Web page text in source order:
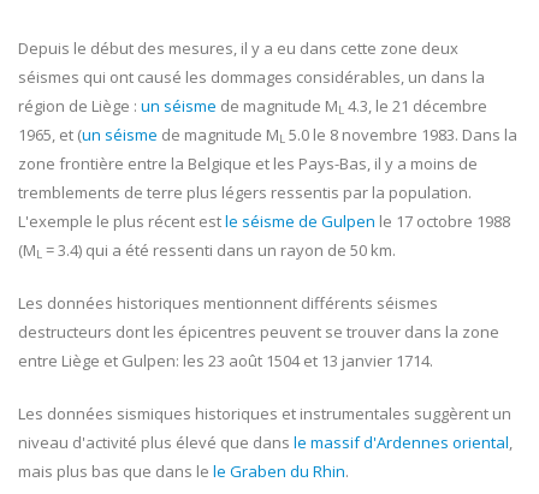
Depuis le début des mesures, il y a eu dans cette zone deux
séismes qui ont causé les dommages considérables, un dans la
région de Liège : un séisme de magnitude ML 4.3, le 21 décembre
1965, et (un séisme de magnitude ML 5.0 le 8 novembre 1983. Dans la
zone frontière entre la Belgique et les Pays-Bas, il y a moins de
tremblements de terre plus légers ressentis par la population.
L'exemple le plus récent estle séisme de Gulpen le 17 octobre 1988
(ML = 3.4) qui a été ressenti dans un rayon de 50 km.
Les données historiques mentionnent différents séismes
destructeurs dont les épicentres peuvent se trouver dans la zone
entre Liège et Gulpen: les 23 août 1504 et 13 janvier 1714.
Les données sismiques historiques et instrumentales suggèrent un
niveau d'activité plus élevé que dans le massif d'Ardennes oriental,
mais plus bas que dans le le Graben du Rhin.